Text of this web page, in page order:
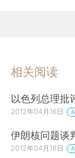
相关阅读
以色列总理批
2012年04月16日
伊朗核问题谈
2012年04月16日